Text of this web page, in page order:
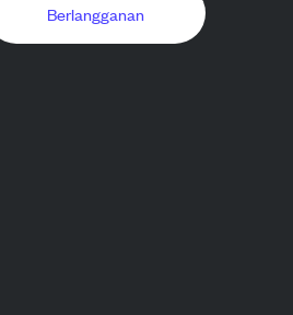
Berlangganan